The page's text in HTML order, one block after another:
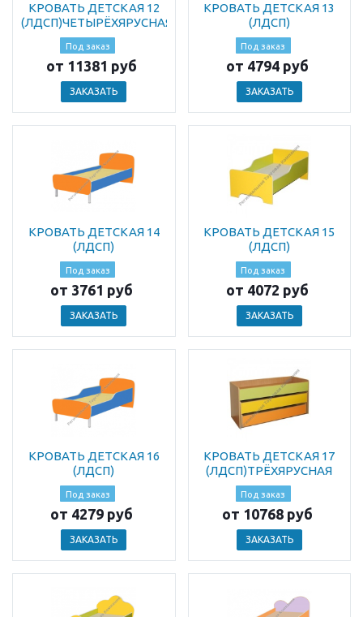
КРОВАТЬ ДЕТСКАЯ 12
(ЛДСП)ЧЕТЫРЁХЯРУСНАЯ
Под заказ
от 11381 руб
ЗАКАЗАТЬ
КРОВАТЬ ДЕТСКАЯ 13
(ЛДСП)
Под заказ
от 4794 руб
ЗАКАЗАТЬ
КРОВАТЬ ДЕТСКАЯ 14
(ЛДСП)
Под заказ
от 3761 руб
ЗАКАЗАТЬ
КРОВАТЬ ДЕТСКАЯ 15
(ЛДСП)
Под заказ
от 4072 руб
ЗАКАЗАТЬ
КРОВАТЬ ДЕТСКАЯ 16
(ЛДСП)
Под заказ
от 4279 руб
ЗАКАЗАТЬ
КРОВАТЬ ДЕТСКАЯ 17
(ЛДСП)ТРЁХЯРУСНАЯ
Под заказ
от 10768 руб
ЗАКАЗАТЬ